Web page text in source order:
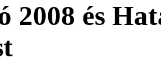
2008 és